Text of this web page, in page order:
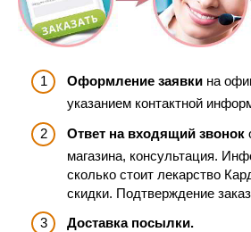
Оформление заявки на
указанием контактной
Ответ на входящий звонок
магазина, консультация.
сколько стоит лекарство
скидки. Подтверждение
Доставка посылки.